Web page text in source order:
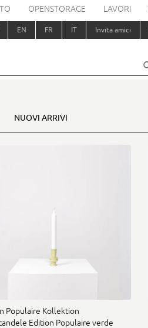
OPENSTORAGE LAVORI
EN FR IT Invita amici
NUOVI ARRIVI
Populaire Kollektion
Edition Populaire verde